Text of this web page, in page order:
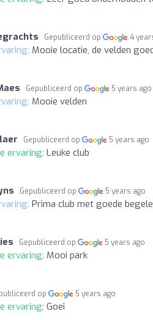
Gepubliceerd op 4
Mooie locatie, de velden
Gepubliceerd op 5 years ago
Mooie velden
Gepubliceerd op 5 years ago
ervaring: Leuke club
Gepubliceerd op 5 years ago
Prima club met goede
Gepubliceerd op 5 years ago
ervaring: Mooi park
op 5 years ago
ervaring: Goei